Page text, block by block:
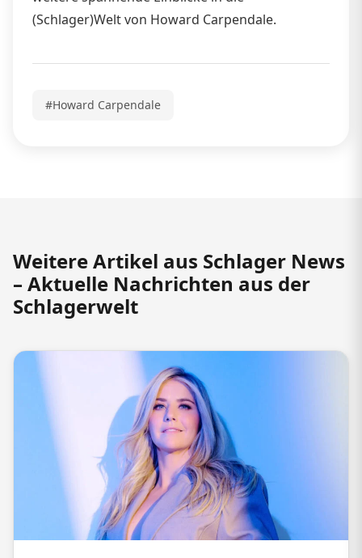
(Schlager)Welt von Howard Carpendale.
#Howard Carpendale
Weitere Artikel aus Schlager News
– Aktuelle Nachrichten aus der
Schlagerwelt